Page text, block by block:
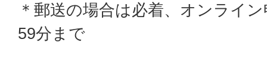
＊郵送の場合は必着、オンライ
59分まで